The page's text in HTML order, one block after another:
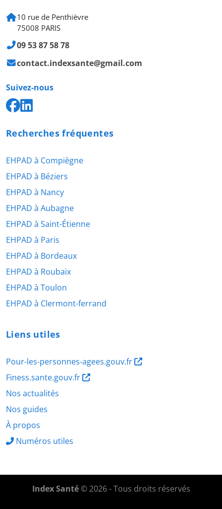
10 rue de Penthièvre
75008 PARIS
09 53 87 58 78
contact.indexsante@gmail.com
Suivez-nous
Recherches fréquentes
EHPAD à Compiègne
EHPAD à Béziers
EHPAD à Nancy
EHPAD à Aubagne
EHPAD à Saint-Étienne
EHPAD à Paris
EHPAD à Bordeaux
EHPAD à Roubaix
EHPAD à Toulon
EHPAD à Clermont-ferrand
Liens utiles
Pour-les-personnes-agees.gouv.fr
Finess.sante.gouv.fr
Nos actualités
Nos guides
À propos
Numéros utiles
Index Santé© 2026 - Tous droits réservés